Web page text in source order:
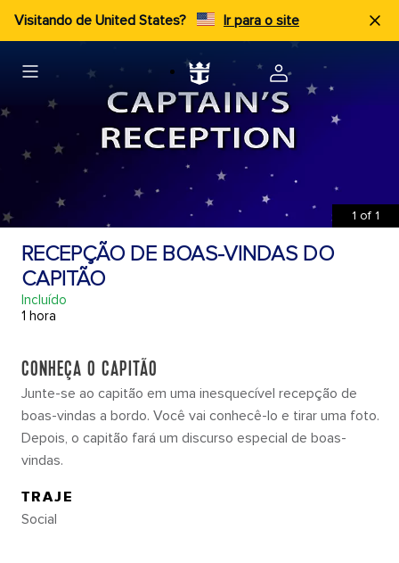
Visitando de United States? Ir para o site
1 of 1
RECEPÇÃO DE BOAS-VINDAS DO
CAPITÃO
Incluído
1 hora
CONHEÇA O CAPITÃO
Junte-se ao capitão em uma inesquecível recepção de
boas-vindas a bordo. Você vai conhecê-lo e tirar uma foto.
Depois, o capitão fará um discurso especial de boas-
vindas.
TRAJE
Social